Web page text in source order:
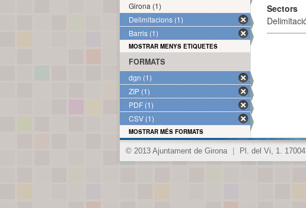
Sectors
Girona (1)
Delimitacions (1)
Barris (1)
MOSTRAR MENYS ETIQUETES
FORMATS
dgn (1)
ZIP (1)
PDF (1)
CSV (1)
MOSTRAR MÉS FORMATS
© 2013 Ajuntament de Girona Pl. del Vi, 1.